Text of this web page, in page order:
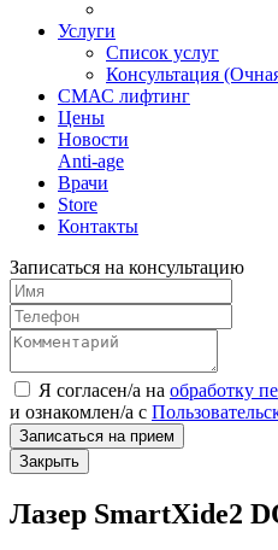
Услуги
Список услуг
Консультация
СМАС лифтинг
Цены
Новости
Anti-age
Врачи
Store
Контакты
Записаться на консультацию
Я согласен/а на обработку
и ознакомлен/а с
Записаться на прием
Закрыть
Лазер SmartXide2